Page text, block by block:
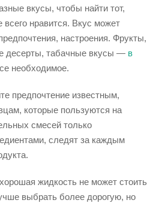
вкусы, чтобы найти тот,
нравится. Вкус может
настроения. Фрукты,
десерты, табачные вкусы — в
необходимое.
предпочтение известным,
которые пользуются на
смесей только
следят за каждым
жидкость не может стоить
выбрать более дорогую, но